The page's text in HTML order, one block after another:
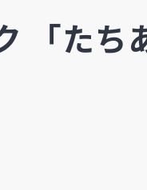
「たち